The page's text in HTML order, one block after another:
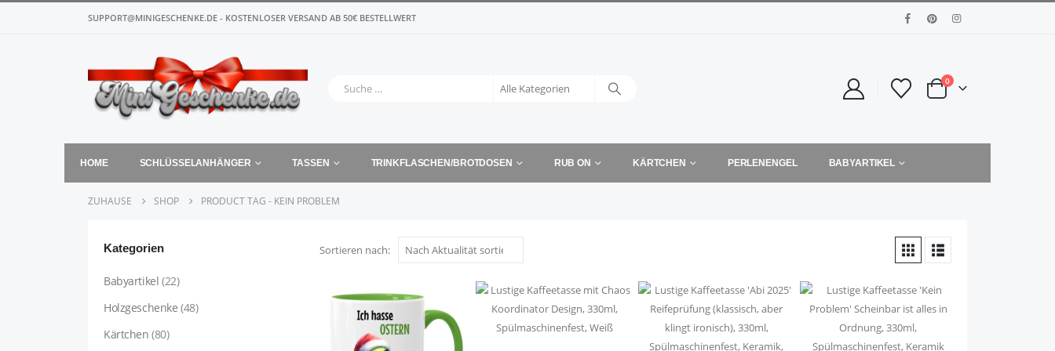
SUPPORT@MINIGESCHENKE.DE - KOSTENLOSER VERSAND AB 50€ BESTELLWERT
0
HOME SCHLÜSSELANHÄNGER TASSEN TRINKFLASCHEN/BROTDOSEN RUB ON KÄRTCHEN PERLENENGEL BABYARTIKEL
ZUHAUSE SHOP PRODUCT TAG - KEIN PROBLEM
Sortieren nach:
Kategorien
Babyartikel (22)
Holzgeschenke (48)
Kärtchen (80)